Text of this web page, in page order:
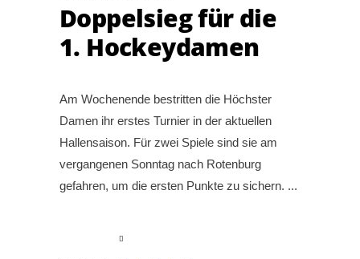
Doppelsieg für die
1. Hockeydamen
Am Wochenende bestritten die Höchster
Damen ihr erstes Turnier in der aktuellen
Hallensaison. Für zwei Spiele sind sie am
vergangenen Sonntag nach Rotenburg
gefahren, um die ersten Punkte zu sichern.